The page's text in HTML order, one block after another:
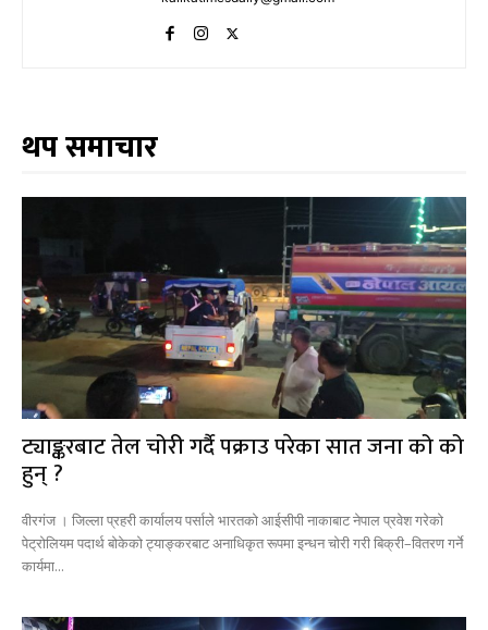
थप समाचार
ट्याङ्करबाट तेल चोरी गर्दै पक्राउ परेका सात जना को को
हुन् ?
वीरगंज । जिल्ला प्रहरी कार्यालय पर्साले भारतको आईसीपी नाकाबाट नेपाल प्रवेश गरेको
पेट्रोलियम पदार्थ बोकेको ट्याङ्करबाट अनाधिकृत रूपमा इन्धन चोरी गरी बिक्री–वितरण गर्ने
कार्यमा...